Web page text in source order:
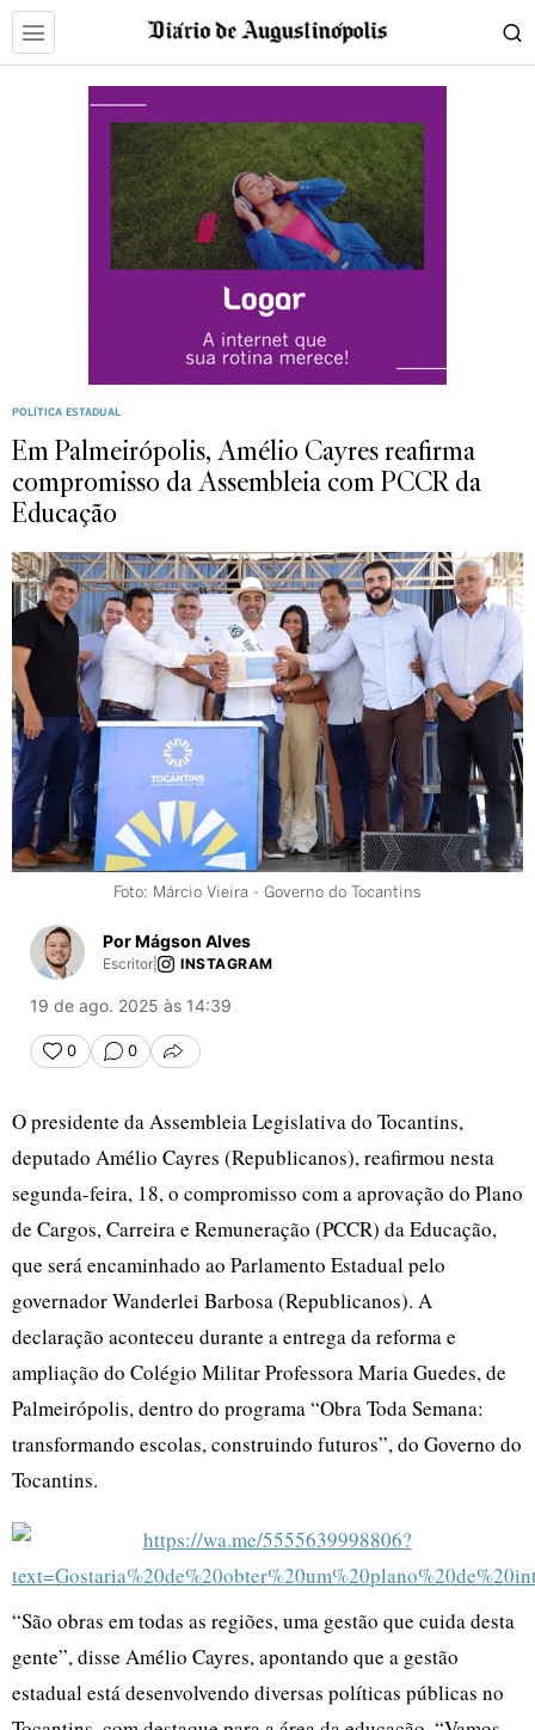
POLÍTICA ESTADUAL
Em Palmeirópolis, Amélio Cayres reafirma
compromisso da Assembleia com PCCR da
Educação
Foto: Márcio Vieira - Governo do Tocantins
Por Mágson Alves
Escritor INSTAGRAM
19 de ago. 2025 às 14:39
0 0 COMPARTILHAR
O presidente da Assembleia Legislativa do Tocantins,
deputado Amélio Cayres (Republicanos), reafirmou nesta
segunda-feira, 18, o compromisso com a aprovação do Plano
de Cargos, Carreira e Remuneração (PCCR) da Educação,
que será encaminhado ao Parlamento Estadual pelo
governador Wanderlei Barbosa (Republicanos). A
declaração aconteceu durante a entrega da reforma e
ampliação do Colégio Militar Professora Maria Guedes, de
Palmeirópolis, dentro do programa “Obra Toda Semana:
transformando escolas, construindo futuros”, do Governo do
Tocantins.
“São obras em todas as regiões, uma gestão que cuida desta
gente”, disse Amélio Cayres, apontando que a gestão
estadual está desenvolvendo diversas políticas públicas no